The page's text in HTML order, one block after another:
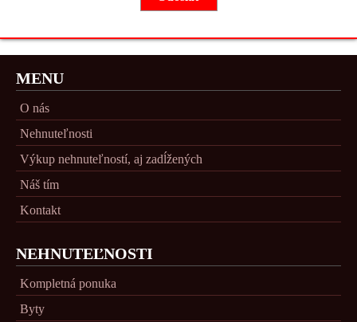
MENU
O nás
Nehnuteľnosti
Výkup nehnuteľností, aj zadĺžených
Náš tím
Kontakt
NEHNUTEĽNOSTI
Kompletná ponuka
Byty